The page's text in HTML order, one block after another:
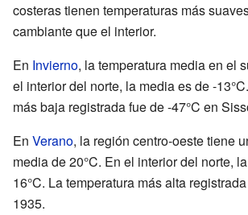
costeras tienen temperaturas más
cambiante que el interior.
En Invierno, la temperatura media en el
el interior del norte, la media es de -
más baja registrada fue de -47°C en
En Verano, la región centro-oeste tiene
media de 20°C. En el interior del norte,
16°C. La temperatura más alta
1935.